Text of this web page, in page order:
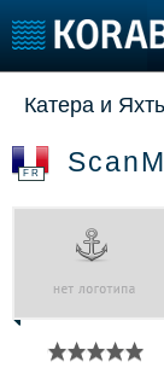
Судостроение
Новости
Репутация
Работа
Крюинг
Реклама
Катера и
FR